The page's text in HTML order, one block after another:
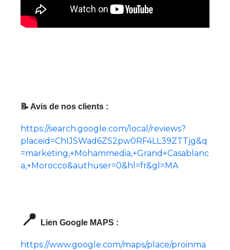
📝 Avis de nos clients :
https://search.google.com/local/reviews?
placeid=ChIJSWad6ZS2pw0RF4LL39ZTTjg&q
=marketing,+Mohammedia,+Grand+Casablanc
a,+Morocco&authuser=0&hl=fr&gl=MA
📍 Lien Google MAPS :
https://www.google.com/maps/place/proinma